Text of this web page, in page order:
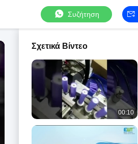
Συζήτηση
Σχετικά Βίντεο
00:10